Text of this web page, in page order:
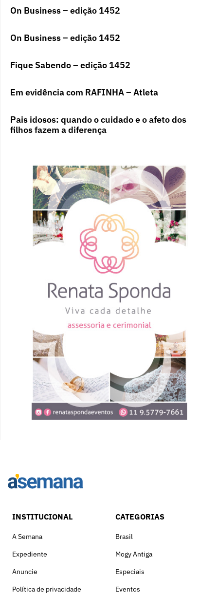
On Business – edição 1452
On Business – edição 1452
Fique Sabendo – edição 1452
Em evidência com RAFINHA – Atleta
Pais idosos: quando o cuidado e o afeto dos
filhos fazem a diferença
INSTITUCIONAL
A Semana
Expediente
Anuncie
Política de privacidade
CATEGORIAS
Brasil
Mogy Antiga
Especiais
Eventos